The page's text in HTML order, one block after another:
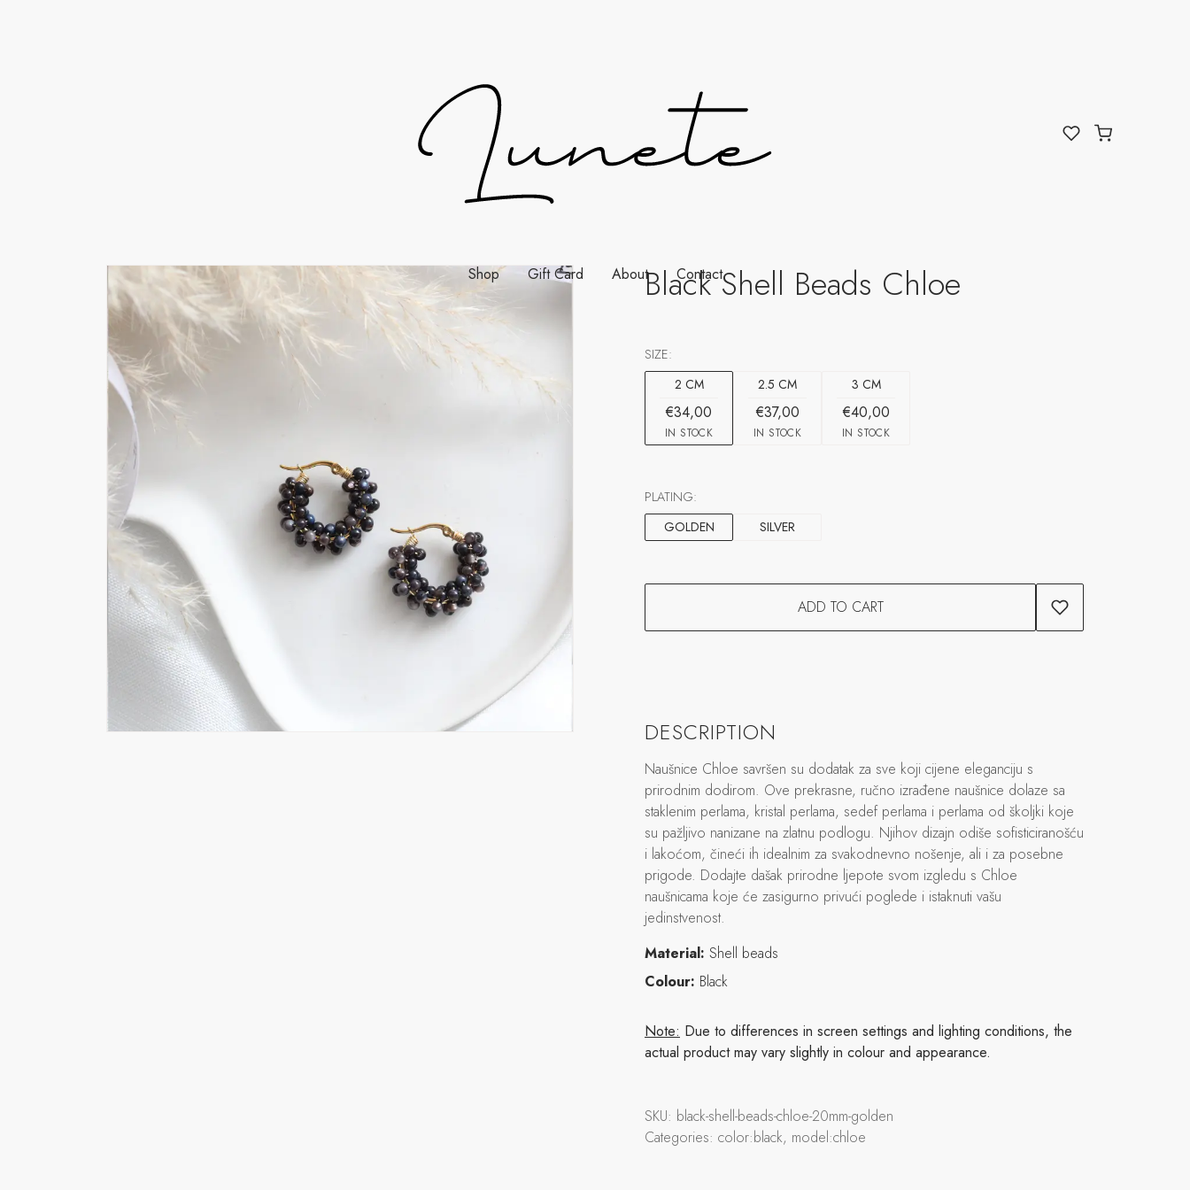
Shop Gift Card About Contact
Black Shell Beads Chloe
SIZE:
2 CM
€34,00
IN STOCK
2.5 CM
€37,00
IN STOCK
3 CM
€40,00
IN STOCK
PLATING:
GOLDEN
SILVER
ADD TO CART
DESCRIPTION
Naušnice Chloe savršen su dodatak za sve koji cijene eleganciju s
prirodnim dodirom. Ove prekrasne, ručno izrađene naušnice dolaze sa
staklenim perlama, kristal perlama, sedef perlama i perlama od školjki koje
su pažljivo nanizane na zlatnu podlogu. Njihov dizajn odiše sofisticiranošću
i lakoćom, čineći ih idealnim za svakodnevno nošenje, ali i za posebne
prigode. Dodajte dašak prirodne ljepote svom izgledu s Chloe
naušnicama koje će zasigurno privući poglede i istaknuti vašu
jedinstvenost.
Material: Shell beads
Colour: Black
Note: Due to differences in screen settings and lighting conditions, the
actual product may vary slightly in colour and appearance.
SKU: black-shell-beads-chloe-20mm-golden
Categories: color:black, model:chloe